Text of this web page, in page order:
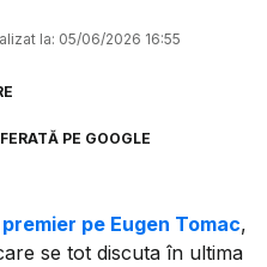
la: 05/06/2026 16:55
PE GOOGLE
pe Eugen Tomac,
se tot discuta în ultima